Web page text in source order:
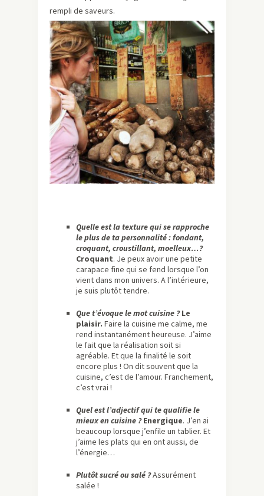
rempli de saveurs.
Quelle est la texture qui se rapproche
le plus de ta personnalité : fondant,
croquant, croustillant, moelleux…?
Croquant. Je peux avoir une petite
carapace fine qui se fend lorsque l’on
vient dans mon univers. A l’intérieure,
je suis plutôt tendre.
Que t’évoque le mot cuisine ?Le
plaisir. Faire la cuisine me calme, me
rend instantanément heureuse. J’aime
le fait que la réalisation soit si
agréable. Et que la finalité le soit
encore plus ! On dit souvent que la
cuisine, c’est de l’amour. Franchement,
c’est vrai !
Quel est l’adjectif qui te qualifie le
mieux en cuisine ? Energique. J’en ai
beaucoup lorsque j’enfile un tablier. Et
j’aime les plats qui en ont aussi, de
l’énergie…
Plutôt sucré ou salé ?Assurément
salée !